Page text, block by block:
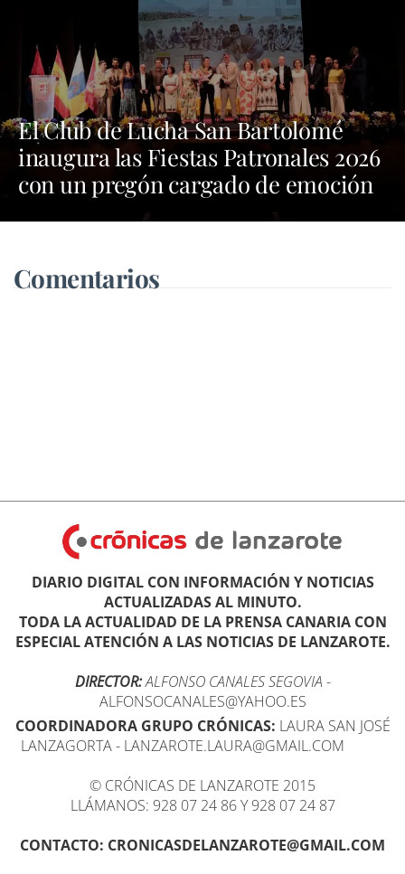
El Club de Lucha San Bartolomé
inaugura las Fiestas Patronales 2026
con un pregón cargado de emoción
Comentarios
DIARIO DIGITAL CON INFORMACIÓN Y NOTICIAS
ACTUALIZADAS AL MINUTO.
TODA LA ACTUALIDAD DE LA PRENSA CANARIA CON
ESPECIAL ATENCIÓN A LAS NOTICIAS DE LANZAROTE.
DIRECTOR:ALFONSO CANALES SEGOVIA -
ALFONSOCANALES@YAHOO.ES
COORDINADORA GRUPO CRÓNICAS: LAURA SAN JOSÉ
LANZAGORTA - LANZAROTE.LAURA@GMAIL.COM
© CRÓNICAS DE LANZAROTE 2015
LLÁMANOS: 928 07 24 86 Y 928 07 24 87
CONTACTO: CRONICASDELANZAROTE@GMAIL.COM